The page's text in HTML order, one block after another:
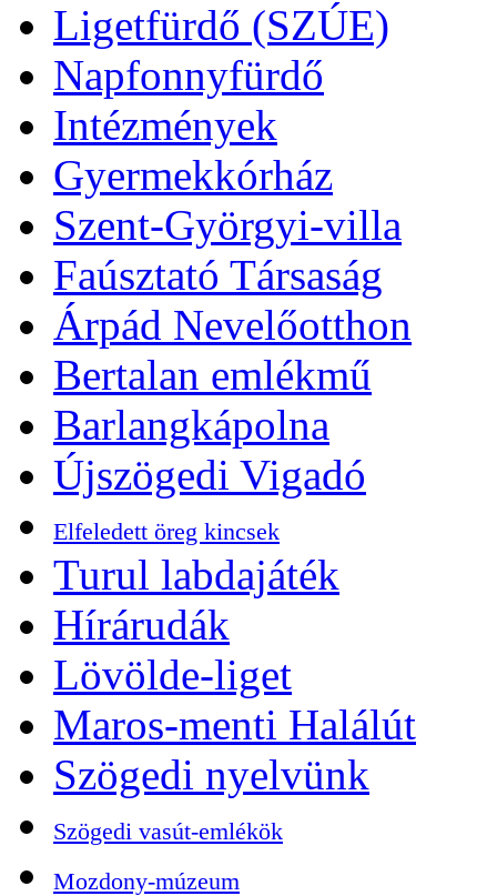
Ligetfürdő (SZÚE)
Napfonnyfürdő
Intézmények
Gyermekkórház
Szent-Györgyi-villa
Faúsztató Társaság
Árpád Nevelőotthon
Bertalan emlékmű
Barlangkápolna
Újszögedi Vigadó
Elfeledett öreg kincsek
Turul labdajáték
Hírárudák
Lövölde-liget
Maros-menti Halálút
Szögedi nyelvünk
Szögedi vasút-emlékök
Mozdony-múzeum